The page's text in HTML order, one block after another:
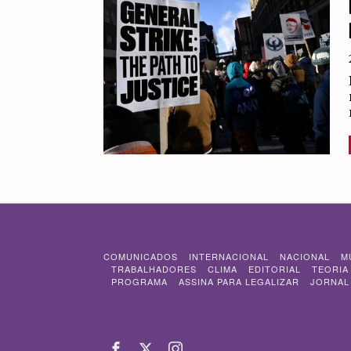
COMUNICADOS INTERNACIONAL NACIONAL
TRABALHADORES
CLIMA EDITORIAL
TEORIA
PROGRAMA
ASSINA PARA LEGALIZAR